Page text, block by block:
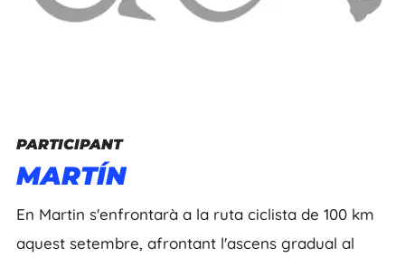
PARTICIPANT
MARTÍN
En Martin s'enfrontarà a la ruta ciclista de 100 km
aquest setembre, afrontant l'ascens gradual al